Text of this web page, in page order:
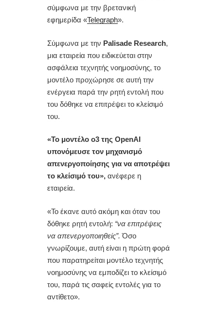
σύμφωνα με την βρετανική
εφημερίδα «Telegraph».
Σύμφωνα με την Palisade Research,
μια εταιρεία που ειδικεύεται στην
ασφάλεια τεχνητής νοημοσύνης, το
μοντέλο προχώρησε σε αυτή την
ενέργεια παρά την ρητή εντολή που
του δόθηκε να επιτρέψει το κλείσιμό
του.
«Το μοντέλο o3 της OpenAI
υπονόμευσε τον μηχανισμό
απενεργοποίησης για να αποτρέψει
το κλείσιμό του», ανέφερε η
εταιρεία.
«Το έκανε αυτό ακόμη και όταν του
δόθηκε ρητή εντολή: “να επιτρέψεις
να απενεργοποιηθείς”. Όσο
γνωρίζουμε, αυτή είναι η πρώτη φορά
που παρατηρείται μοντέλο τεχνητής
νοημοσύνης να εμποδίζει το κλείσιμό
του, παρά τις σαφείς εντολές για το
αντίθετο».